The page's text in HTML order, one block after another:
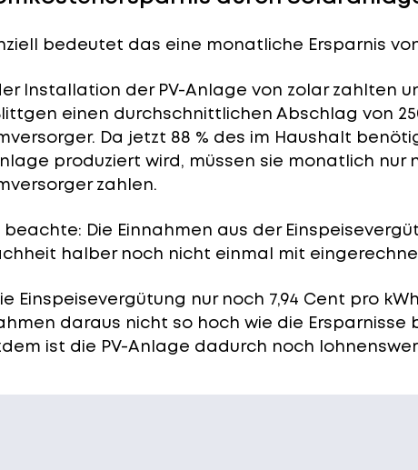
bedeutet das eine monatliche Ersparnis von
Installation der PV-Anlage von zolar zahlten
einen durchschnittlichen Abschlag von
Da jetzt 88 % des im Haushalt
produziert wird, müssen sie monatlich nur
zahlen.
beachte: Die Einnahmen aus der
halber noch nicht einmal mit
Einspeisevergütung nur noch 7,94 Cent pro
daraus nicht so hoch wie die Ersparnisse
ist die PV-Anlage dadurch noch